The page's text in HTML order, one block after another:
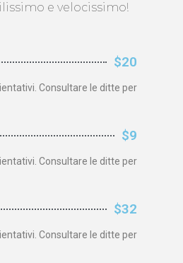
e velocissimo!
$20
Consultare le ditte per
$9
Consultare le ditte per
$32
Consultare le ditte per